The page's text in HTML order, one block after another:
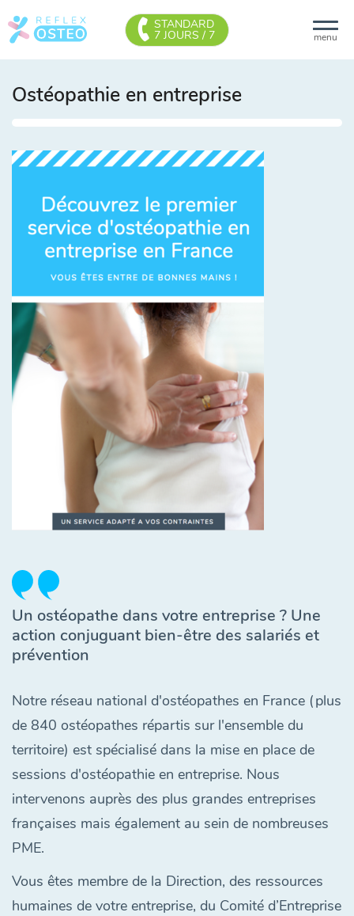
menu
STANDARD
7 JOURS / 7
Ostéopathie en entreprise
Un ostéopathe dans votre entreprise ? Une
action conjuguant bien-être des salariés et
prévention
Notre réseau national d'ostéopathes en France (plus
de 840 ostéopathes répartis sur l'ensemble du
territoire) est spécialisé dans la mise en place de
sessions d'ostéopathie en entreprise. Nous
intervenons auprès des plus grandes entreprises
françaises mais également au sein de nombreuses
PME.
Vous êtes membre de la Direction, des ressources
humaines de votre entreprise, du Comité d’Entreprise